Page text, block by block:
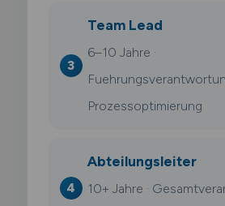
Team Lead
6–10 Jahre ·
Prozessoptimierung
Abteilungsleiter
10+ Jahre ·